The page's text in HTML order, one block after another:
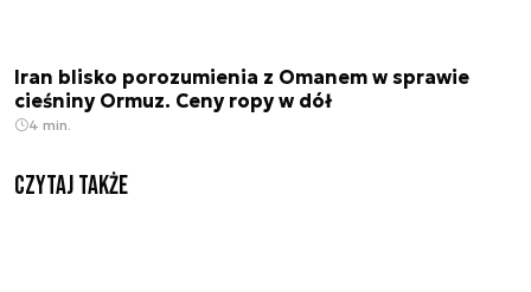
Iran blisko porozumienia z Omanem w sprawie
cieśniny Ormuz. Ceny ropy w dół
4 min.
Czytaj także